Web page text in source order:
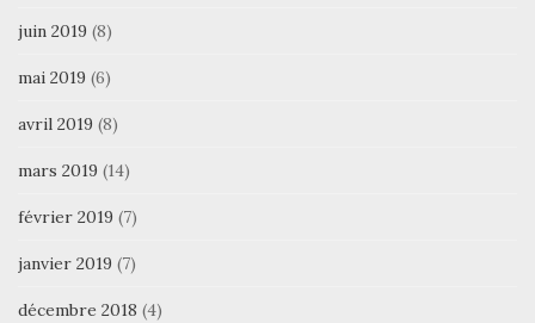
juin 2019 (8)
mai 2019 (6)
avril 2019 (8)
mars 2019 (14)
février 2019 (7)
janvier 2019 (7)
décembre 2018 (4)